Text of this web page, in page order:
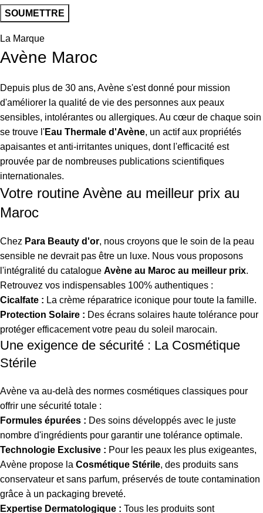
La Marque
Avène Maroc
Depuis plus de 30 ans, Avène s'est donné pour mission
d'améliorer la qualité de vie des personnes aux peaux
sensibles, intolérantes ou allergiques. Au cœur de chaque soin
se trouve l'Eau Thermale d'Avène, un actif aux propriétés
apaisantes et anti-irritantes uniques, dont l'efficacité est
prouvée par de nombreuses publications scientifiques
internationales.
Votre routine Avène au meilleur prix au
Maroc
Chez Para Beauty d'or, nous croyons que le soin de la peau
sensible ne devrait pas être un luxe. Nous vous proposons
l'intégralité du catalogue Avène au Maroc au meilleur prix.
Retrouvez vos indispensables 100% authentiques :
Cicalfate : La crème réparatrice iconique pour toute la famille.
Protection Solaire : Des écrans solaires haute tolérance pour
protéger efficacement votre peau du soleil marocain.
Une exigence de sécurité : La Cosmétique
Stérile
Avène va au-delà des normes cosmétiques classiques pour
offrir une sécurité totale :
Formules épurées : Des soins développés avec le juste
nombre d'ingrédients pour garantir une tolérance optimale.
Technologie Exclusive : Pour les peaux les plus exigeantes,
Avène propose la Cosmétique Stérile, des produits sans
conservateur et sans parfum, préservés de toute contamination
grâce à un packaging breveté.
Expertise Dermatologique : Tous les produits sont